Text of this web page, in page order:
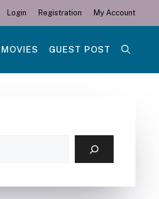
Login Registration My Account
MOVIES GUEST POST